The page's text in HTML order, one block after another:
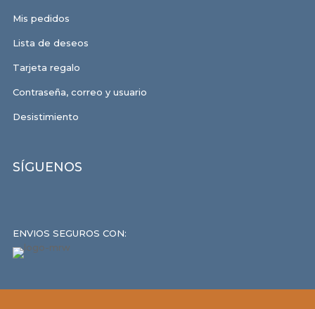
Mis pedidos
Lista de deseos
Tarjeta regalo
Contraseña, correo y usuario
Desistimiento
SÍGUENOS
ENVIOS SEGUROS CON: